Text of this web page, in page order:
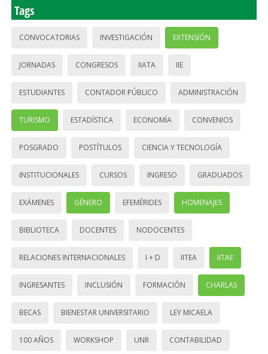
Tags
CONVOCATORIAS INVESTIGACIÓN EXTENSIÓN
JORNADAS CONGRESOS IIATA IIE
ESTUDIANTES CONTADOR PÚBLICO ADMINISTRACIÓN
TURISMO ESTADÍSTICA ECONOMÍA CONVENIOS
POSGRADO POSTÍTULOS CIENCIA Y TECNOLOGÍA
INSTITUCIONALES CURSOS INGRESO GRADUADOS
EXÁMENES GÉNERO EFEMÉRIDES HOMENAJES
BIBLIOTECA DOCENTES NODOCENTES
RELACIONES INTERNACIONALES I + D IITEA IITAE
INGRESANTES INCLUSIÓN FORMACIÓN CHARLAS
BECAS BIENESTAR UNIVERSITARIO LEY MICAELA
100 AÑOS WORKSHOP UNR CONTABILIDAD